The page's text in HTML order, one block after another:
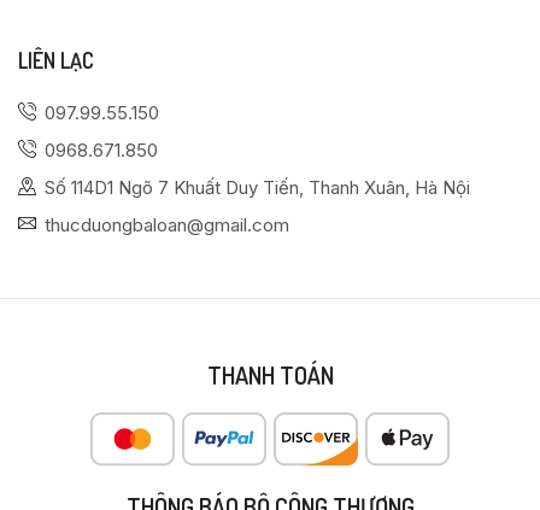
LIÊN LẠC
097.99.55.150
0968.671.850
Số 114D1 Ngõ 7 Khuất Duy Tiến, Thanh Xuân, Hà Nội
thucduongbaloan@gmail.com
THANH TOÁN